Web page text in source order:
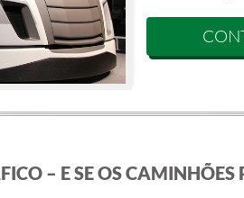
– E SE OS CAMINHÕES